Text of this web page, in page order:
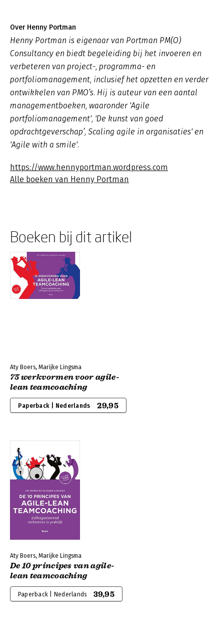
Over Henny Portman
Henny Portman is eigenaar van Portman PM(O)
Consultancy en biedt begeleiding bij het invoeren en
verbeteren van project-, programma- en
portfoliomanagement, inclusief het opzetten en verder
ontwikkelen van PMO’s. Hij is auteur van een aantal
managementboeken, waaronder 'Agile
portfoliomanagement', 'De kunst van goed
opdrachtgeverschap’, Scaling agile in organisaties' en
'Agile with a smile'.
https://www.hennyportman.wordpress.com
Alle boeken van Henny Portman
Boeken bij dit artikel
Aty Boers, Marijke Lingsma
75 werkvormen voor agile-
lean teamcoaching
Paperback | Nederlands 29,95
Aty Boers, Marijke Lingsma
De 10 principes van agile-
lean teamcoaching
Paperback | Nederlands 39,95